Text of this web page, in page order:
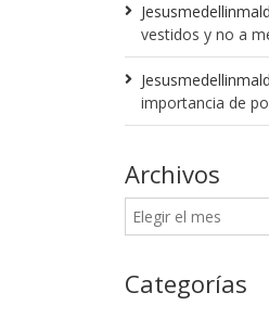
vestidos y no a
importancia de
Archivos
Categorías